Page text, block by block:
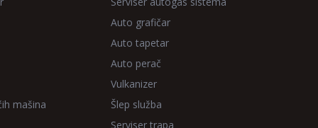
mašina
Auto grafičar
Auto tapetar
Auto perač
Vulkanizer
Šlep služba
Serviser trapa